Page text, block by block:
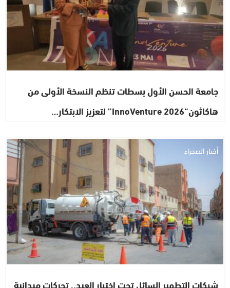
جامعة الحسن الأول بسطات تنظم النسخة الأولى من
هاكاثون“InnoVenture 2026” لتعزيز الابتكار…
أخبار الصحراء
شبكات التطهير السائل تحت اختبار العيد.. تحركات ميدانية